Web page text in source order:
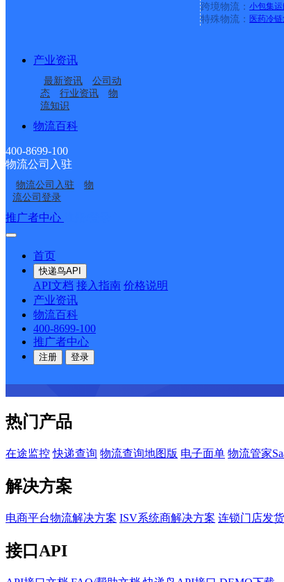
跨境物流： 小包集运
特殊物流： 医药冷链
产业资讯
最新资讯
公司动
态
行业资讯
物
流知识
物流百科
400-8699-100
物流公司入驻
物流公司入驻
物
流公司登录
推广者中心
首页
快递鸟API
API文档 接入指南 价格说明
产业资讯
物流百科
400-8699-100
推广者中心
注册 登录
专业团队 方案定制
企业系统级物流解决方案
节省99%研发成本
荣誉成果
国家高新技术企业 荣获《中国物流行业最具投
热门产品
在途监控 快递查询 物流查询地图版 电子面单 物流管家
解决方案
电商平台物流解决方案 ISV系统商解决方案 连锁门店发
接口API